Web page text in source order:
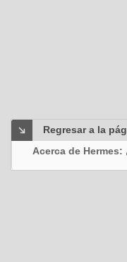
Regresar a la
Acerca de Hermes: